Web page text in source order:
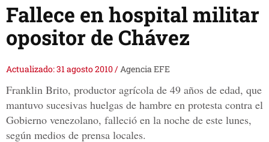
Fallece en hospital militar
opositor de Chávez
Actualizado: 31 agosto 2010/Agencia EFE
Franklin Brito, productor agrícola de 49 años de edad, que
mantuvo sucesivas huelgas de hambre en protesta contra el
Gobierno venezolano, falleció en la noche de este lunes,
según medios de prensa locales.